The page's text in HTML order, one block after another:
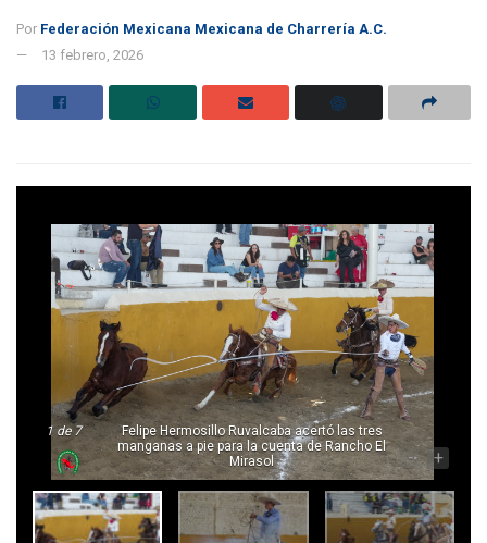
Por Federación Mexicana Mexicana de Charrería A.C.
13 febrero, 2026
1 de 7
Felipe Hermosillo Ruvalcaba acertó las tres
manganas a pie para la cuenta de Rancho El
Mirasol
- +